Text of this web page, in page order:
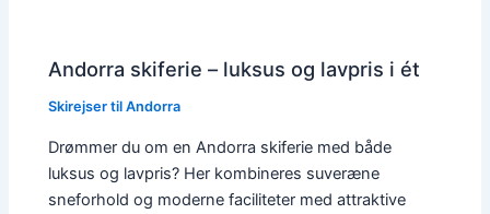
Andorra skiferie – luksus og lavpris i ét
Skirejser til Andorra
Drømmer du om en Andorra skiferie med både
luksus og lavpris? Her kombineres suveræne
sneforhold og moderne faciliteter med attraktive